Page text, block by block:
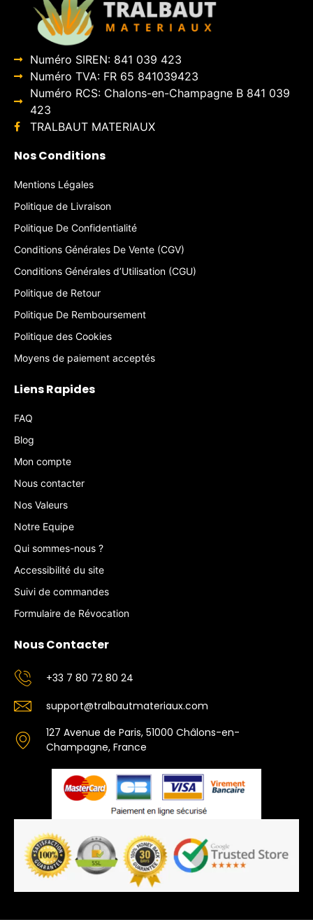
Numéro SIREN: 841 039 423
Numéro TVA: FR 65 841039423
Numéro RCS: Chalons-en-Champagne B 841 039
423
TRALBAUT MATERIAUX
Nos Conditions
Mentions Légales
Politique de Livraison
Politique De Confidentialité
Conditions Générales De Vente (CGV)
Conditions Générales d’Utilisation (CGU)
Politique de Retour
Politique De Remboursement
Politique des Cookies
Moyens de paiement acceptés
Liens Rapides
FAQ
Blog
Mon compte
Nous contacter
Nos Valeurs
Notre Equipe
Qui sommes-nous ?
Accessibilité du site
Suivi de commandes
Formulaire de Révocation
Nous Contacter
+33 7 80 72 80 24
support@tralbautmateriaux.com
127 Avenue de Paris, 51000 Châlons-en-
Champagne, France